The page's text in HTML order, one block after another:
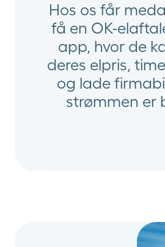
Hos os får
få en OK-
app, hvor de
deres elpris,
og lade
strømmen er